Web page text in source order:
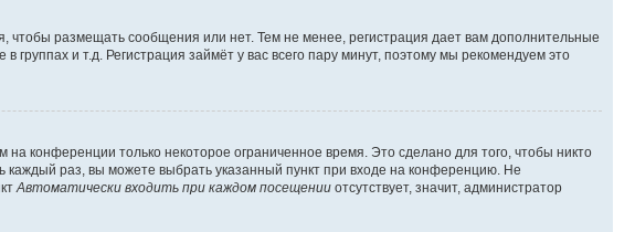
чтобы размещать сообщения или нет. Тем не менее, регистрация дает вам дополнительные
и т.д. Регистрация займёт у вас всего пару минут, поэтому мы рекомендуем это
на конференции только некоторое ограниченное время. Это сделано для того, чтобы никто
каждый раз, вы можете выбрать указанный пункт при входе на конференцию. Не
Автоматически входить при каждом посещении отсутствует, значит, администратор